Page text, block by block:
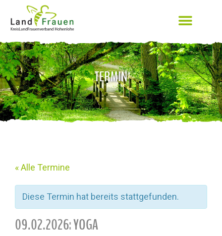
TERMIN
« Alle Termine
Diese Termin hat bereits stattgefunden.
09.02.2026: YOGA